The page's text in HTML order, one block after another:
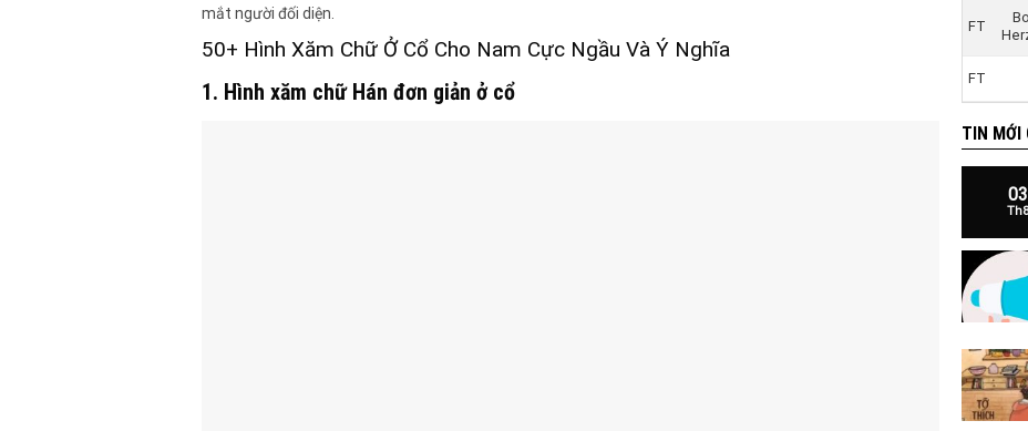
mắt người đối diện.
50+ Hình Xăm Chữ Ở Cổ Cho Nam Cực Ngầu Và Ý Nghĩa
1. Hình xăm chữ Hán đơn giản ở cổ
FT
FT
TIN MỚI
03
Th8